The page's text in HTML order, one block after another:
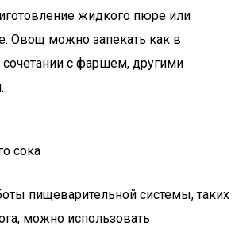
жидкого пюре или
Овощ можно запекать как в
сочетании с фаршем, другими
сока
пищеварительной системы, таких
можно использовать